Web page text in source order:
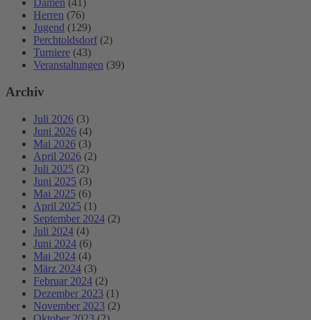
Damen (41)
Herren (76)
Jugend (129)
Perchtoldsdorf (2)
Turniere (43)
Veranstaltungen (39)
Archiv
Juli 2026 (3)
Juni 2026 (4)
Mai 2026 (3)
April 2026 (2)
Juli 2025 (2)
Juni 2025 (3)
Mai 2025 (6)
April 2025 (1)
September 2024 (2)
Juli 2024 (4)
Juni 2024 (6)
Mai 2024 (4)
März 2024 (3)
Februar 2024 (2)
Dezember 2023 (1)
November 2023 (2)